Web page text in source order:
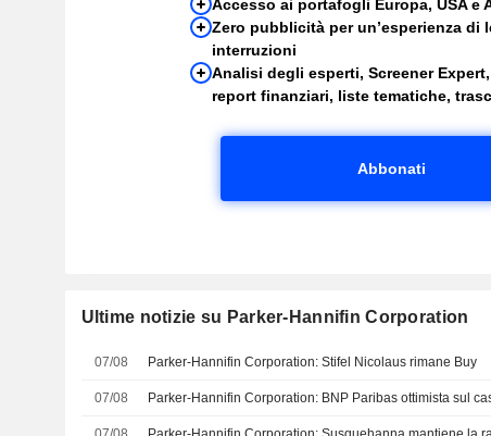
Accesso ai portafogli Europa, USA e
Zero pubblicità per un’esperienza di
interruzioni
Analisi degli esperti, Screener
report finanziari, liste tematiche,
Abbonati
Ultime notizie su Parker-Hannifin Corporation
07/08 Parker-Hannifin Corporation: Stifel Nicolaus rimane Buy
07/08 Parker-Hannifin Corporation: BNP Paribas ottimista sul